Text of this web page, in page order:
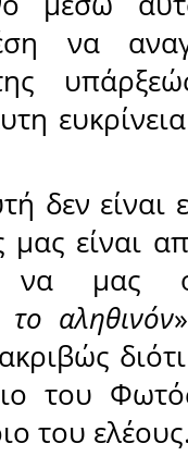
να
δεν είναι
είναι
να μας
αληθινόν
του
του